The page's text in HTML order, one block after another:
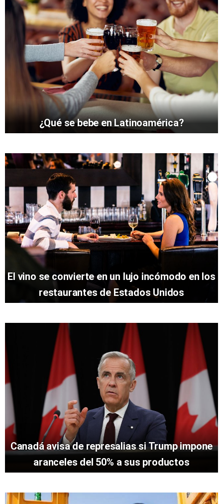
¿Qué se bebe en Latinoamérica?
El vino se convierte en un lujo incómodo en los
restaurantes de Estados Unidos
Canadá avisa de represalias si Trump impone
aranceles del 50% a sus productos